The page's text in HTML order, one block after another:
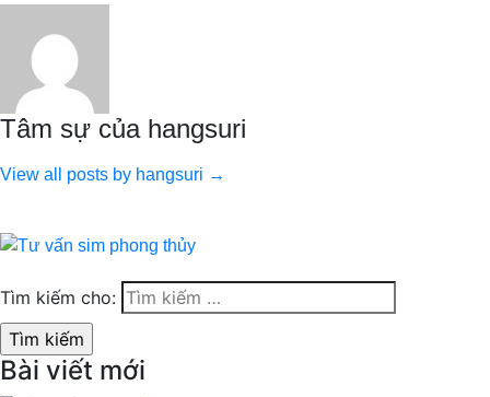
Tâm sự của hangsuri
View all posts by hangsuri →
Tìm kiếm cho:
Bài viết mới